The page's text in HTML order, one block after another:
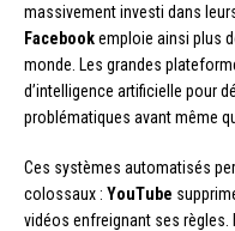
massivement investi dans
Facebookemploie ainsi plus
monde. Les grandes
d’intelligence artificielle pour
problématiques avant même
Ces systèmes automatisés
colossaux : YouTube
vidéos enfreignant ses règles.